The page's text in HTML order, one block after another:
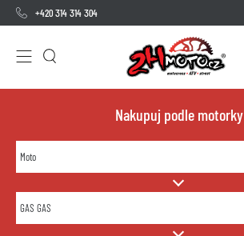
+420 314 314 304
Nakupuj podle motorky